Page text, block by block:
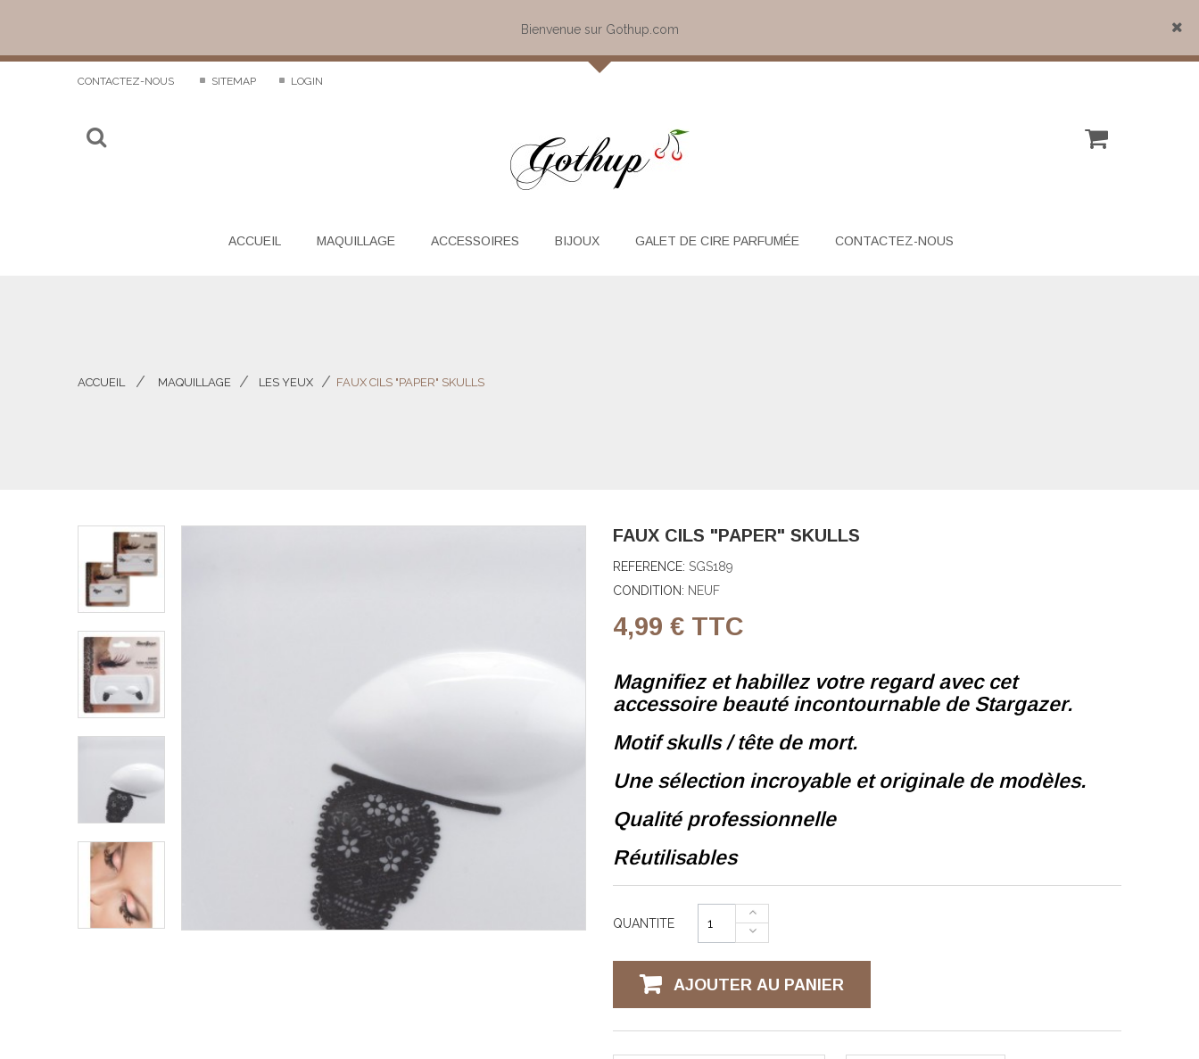
Bienvenue sur Gothup.com
Close
CONTACTEZ-NOUS SITEMAP LOGIN
ACCUEIL MAQUILLAGE ACCESSOIRES BIJOUX GALET DE CIRE PARFUMÉE CONTACTEZ-NOUS
ACCUEIL
MAQUILLAGE
LES YEUX
FAUX CILS "PAPER" SKULLS
FAUX CILS "PAPER" SKULLS
REFERENCE: SGS189
CONDITION: NEUF
4,99 € TTC
Magnifiez et habillez votre regard avec cet
accessoire beauté incontournable de Stargazer.
Motif skulls / tête de mort.
Une sélection incroyable et originale de modèles.
Qualité professionnelle
Réutilisables
QUANTITE
AJOUTER AU PANIER